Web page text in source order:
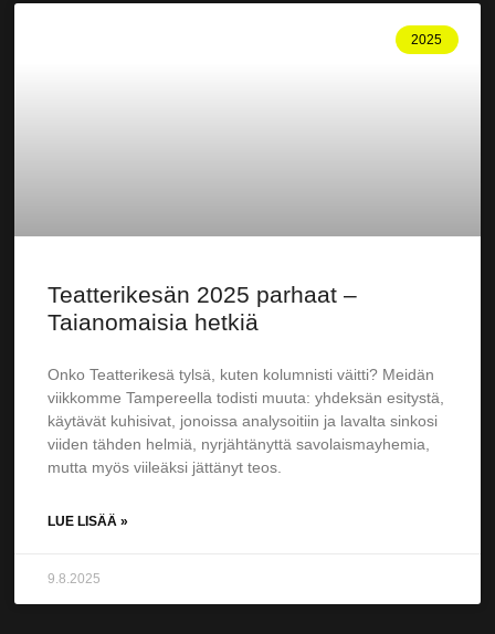
2025
Teatterikesän 2025 parhaat –
Taianomaisia hetkiä
Onko Teatterikesä tylsä, kuten kolumnisti väitti? Meidän
viikkomme Tampereella todisti muuta: yhdeksän esitystä,
käytävät kuhisivat, jonoissa analysoitiin ja lavalta sinkosi
viiden tähden helmiä, nyrjähtänyttä savolaismayhemia,
mutta myös viileäksi jättänyt teos.
LUE LISÄÄ »
9.8.2025